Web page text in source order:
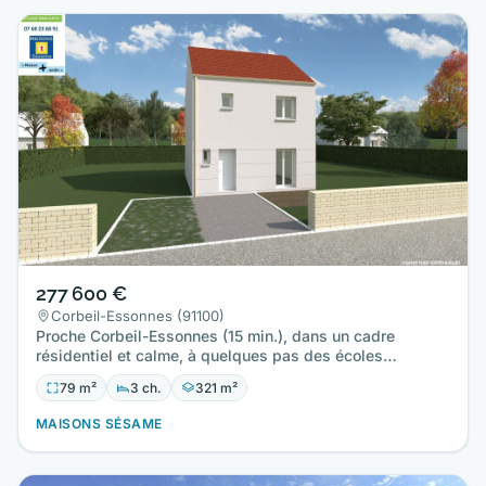
277 600 €
Corbeil-Essonnes (91100)
Proche Corbeil-Essonnes (15 min.), dans un cadre
résidentiel et calme, à quelques pas des écoles
maternelle et…
79 m² 3 ch. 321 m²
MAISONS SÉSAME